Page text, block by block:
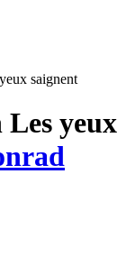
saignent
Les yeux